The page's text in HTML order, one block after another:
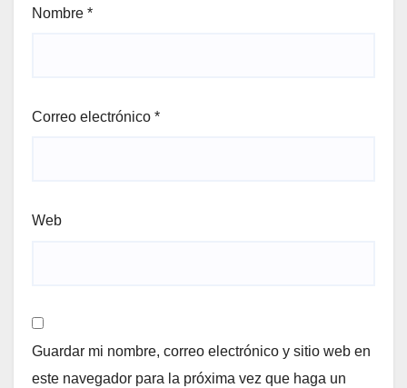
Nombre *
Correo electrónico *
Web
Guardar mi nombre, correo electrónico y sitio web en
este navegador para la próxima vez que haga un